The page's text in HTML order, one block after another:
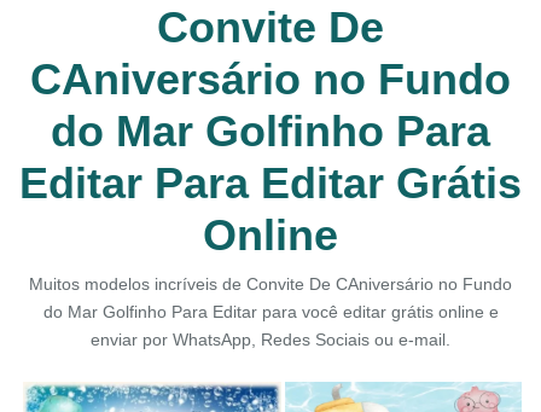
Convite De
CAniversário no Fundo
do Mar Golfinho Para
Editar Para Editar Grátis
Online
Muitos modelos incríveis de Convite De CAniversário no Fundo
do Mar Golfinho Para Editar para você editar grátis online e
enviar por WhatsApp, Redes Sociais ou e-mail.